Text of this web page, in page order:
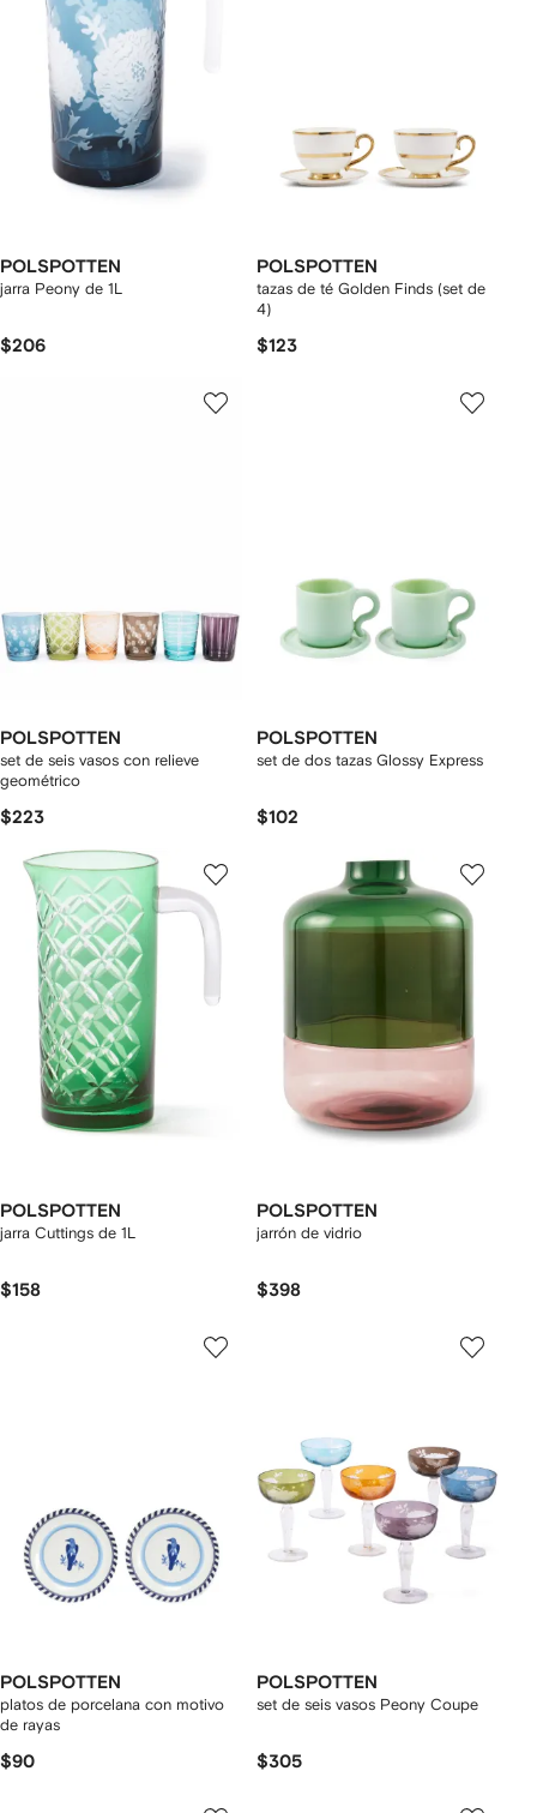
POLSPOTTEN
jarra Peony de 1L
$206
POLSPOTTEN
tazas de té Golden Finds (set de
4)
$123
POLSPOTTEN
set de seis vasos con relieve
geométrico
$223
POLSPOTTEN
set de dos tazas Glossy Express
$102
POLSPOTTEN
jarra Cuttings de 1L
$158
POLSPOTTEN
jarrón de vidrio
$398
POLSPOTTEN
platos de porcelana con motivo
de rayas
$90
POLSPOTTEN
set de seis vasos Peony Coupe
$305